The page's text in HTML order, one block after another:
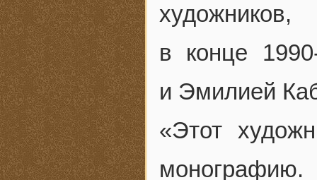
в конце
и Эмилией
«Этот